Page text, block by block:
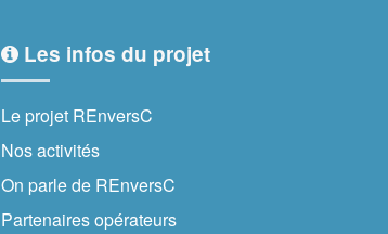
Les infos du projet
Le projet REnversC
Nos activités
On parle de REnversC
Partenaires opérateurs